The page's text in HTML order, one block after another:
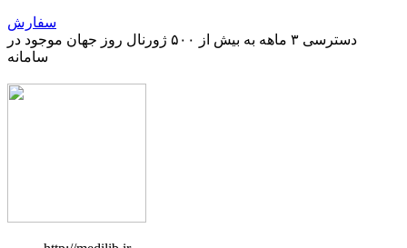
سفارش
دسترسی ۳ ماهه به بیش از ۵۰۰ ژورنال روز جهان موجود در
سامانه